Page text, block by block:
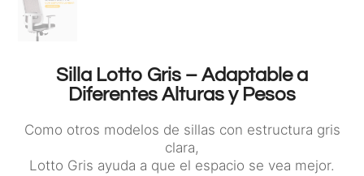
Silla Lotto Gris – Adaptable a
Diferentes Alturas y Pesos
Como otros modelos de sillas con estructura gris
clara,
Lotto Gris ayuda a que el espacio se vea mejor.